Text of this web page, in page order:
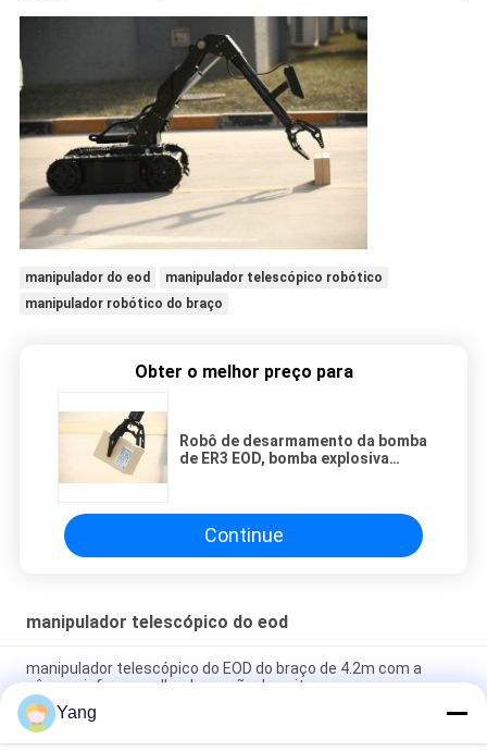
manipulador do eod
manipulador telescópico robótico
manipulador robótico do braço
Obter o melhor preço para
Robô de desarmamento da bomba
de ER3 EOD, bomba explosiva
Continue
manipulador telescópico do eod
manipulador telescópico do EOD do braço de 4.2m com a
câmera infravermelha da versão da noite
Detector de retrodispersão de alta sensibilidade para
Yang